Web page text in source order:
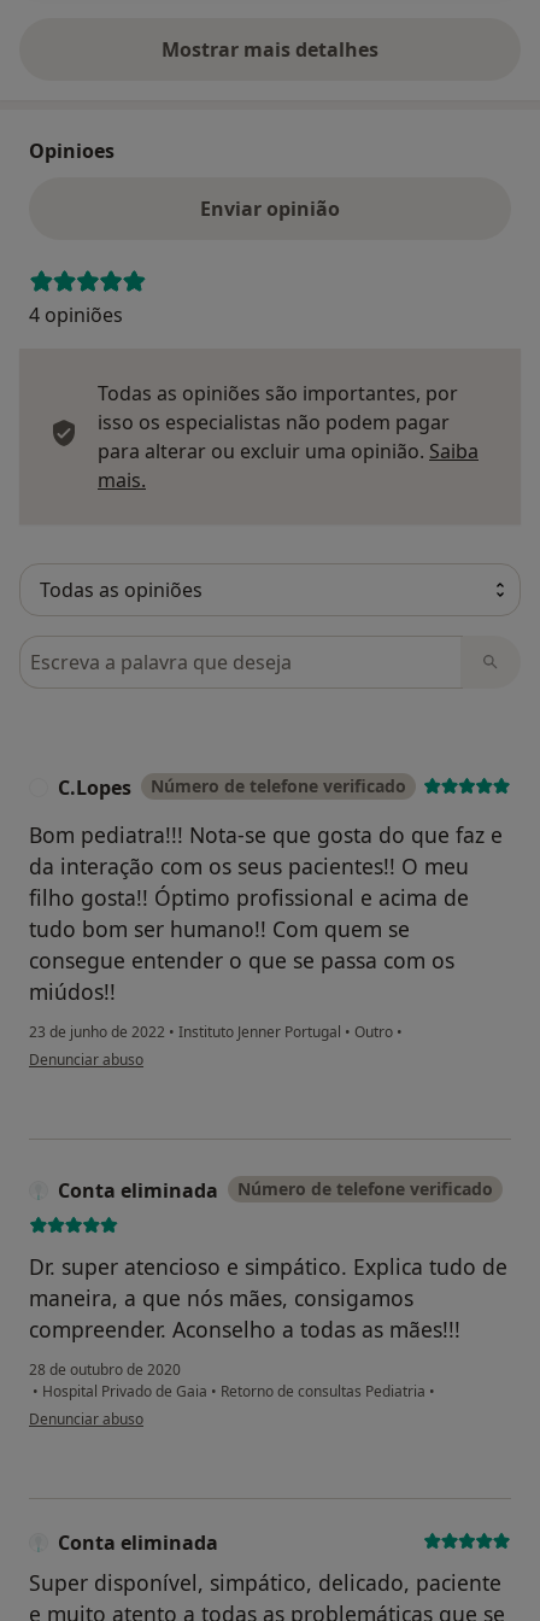
Mostrar mais detalhes
sobre o endereço
Opinioes
Enviar opinião
4 opiniões
Todas as opiniões são importantes, por
isso os especialistas não podem pagar
para alterar ou excluir uma opinião. Saiba
mais.
Pesquisar em opiniões
C.Lopes Número de telefone verificado
Bom pediatra!!! Nota-se que gosta do que faz e
da interação com os seus pacientes!! O meu
filho gosta!! Óptimo profissional e acima de
tudo bom ser humano!! Com quem se
consegue entender o que se passa com os
miúdos!!
23 de junho de 2022 • Instituto Jenner Portugal • Outro •
na opinião do utilizador C.Lopes
Denunciar abuso
Conta eliminada Número de telefone verificado
Dr. super atencioso e simpático. Explica tudo de
maneira, a que nós mães, consigamos
compreender. Aconselho a todas as mães!!!
28 de outubro de 2020
• Hospital Privado de Gaia • Retorno de consultas Pediatria •
na opinião do utilizador Conta eliminada
Denunciar abuso
Conta eliminada
Super disponível, simpático, delicado, paciente
e muito atento a todas as problemáticas que se